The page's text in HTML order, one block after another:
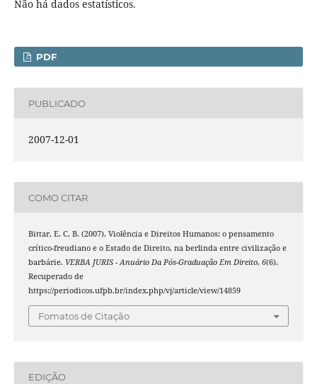
Não há dados estatísticos.
PDF
PUBLICADO
2007-12-01
COMO CITAR
Bittar, E. C. B. (2007). Violência e Direitos Humanos: o pensamento
crítico-freudiano e o Estado de Direito, na berlinda entre civilização e
barbárie. VERBA JURIS - Anuário Da Pós-Graduação Em Direito, 6(6).
Recuperado de
https://periodicos.ufpb.br/index.php/vj/article/view/14859
Fomatos de Citação
EDIÇÃO